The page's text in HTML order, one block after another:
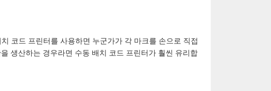
코드 프린터를 사용하면 누군가가 각 마크를 손으로 직접
생산하는 경우라면 수동 배치 코드 프린터가 훨씬 유리합